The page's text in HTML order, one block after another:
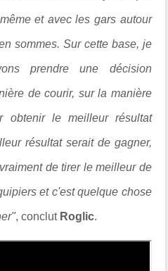
et avec les gars autour
sommes. Sur cette base, je
prendre une décision
de courir, sur la manière
obtenir le meilleur résultat
résultat serait de gagner,
de tirer le meilleur de
et c'est quelque chose
, conclut Roglic.